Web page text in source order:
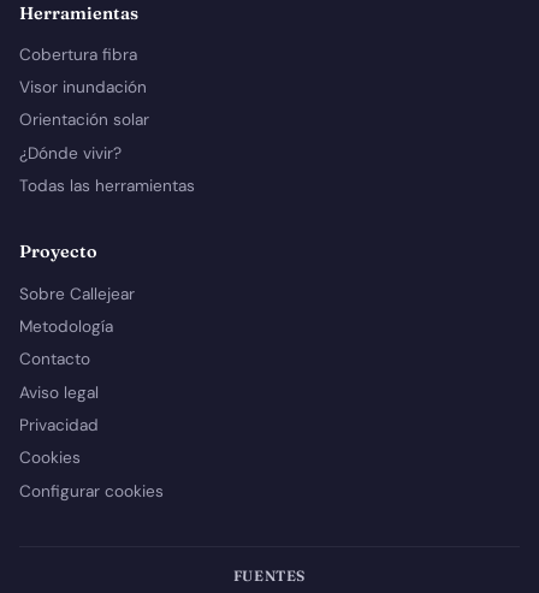
Herramientas
Cobertura fibra
Visor inundación
Orientación solar
¿Dónde vivir?
Todas las herramientas
Proyecto
Sobre Callejear
Metodología
Contacto
Aviso legal
Privacidad
Cookies
Configurar cookies
FUENTES